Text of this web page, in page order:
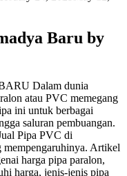
Baru by
Dalam dunia
atau PVC memegang
ini untuk berbagai
saluran pembuangan.
Pipa PVC di
Artikel
harga pipa paralon,
harga, jenis-jenis pipa